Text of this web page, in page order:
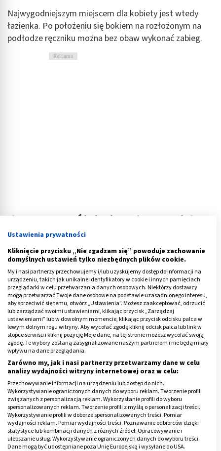
Najwygodniejszym miejscem dla kobiety jest wtedy
łazienka. Po położeniu się bokiem na rozłożonym na
podłodze ręczniku można bez obaw wykonać zabieg.
Reklama
Ile trwa wypróżnianie po lewatywie?
Sama lewatywa trwa od 12 do 15 minut
to długi zabieg. Po wlaniu płynu zazwyczaj należy
odczekać kilka minut, aż pojawi się uczucie parcia.
Samo wypróżnianie może trwaćnawet kilka godzin,
dlatego lewatywę przeprowadza się zazwyczaj
wieczorem dnia poprzedzającego poród bądź
jakikolwiek zabieg, do którego jest potrzebna.
Najczęściej jednak zabieg ten wcale nie jest potrzebny
kobietom w ciąży. Na dobę przed porodem u kobiet
zaczyna wytwarzać sięhormon(prostaglandyna),
który często wywołujebiegunkę.
Reklama
Ustawienia prywatności
Kliknięcie przycisku „Nie zgadzam się” powoduje zachowanie
domyślnych ustawień tylko niezbędnych plików cookie.
My i nasi partnerzy przechowujemy i/lub uzyskujemy dostęp do informacji na
urządzeniu, takich jak unikalne identyfikatory w cookie i innych pamięciach
przeglądarki w celu przetwarzania danych osobowych. Niektórzy dostawcy
mogą przetwarzać Twoje dane osobowe na podstawie uzasadnionego interesu,
aby sprzeciwić się temu, otwórz „Ustawienia”. Możesz zaakceptować, odrzucić
lub zarządzać swoimi ustawieniami, klikając przycisk „Zarządzaj
ustawieniami” lub w dowolnym momencie, klikając przycisk odcisku palca w
lewym dolnym rogu witryny. Aby wycofać zgodę kliknij odcisk palca lub link w
stopce serwisu i kliknij pozycję Moje dane, na tej stronie możesz wycofać swoją
zgodę. Te wybory zostaną zasygnalizowane naszym partnerom i nie będą miały
wpływu na dane przeglądania.
Zarówno my, jak i nasi partnerzy przetwarzamy dane w celu
analizy wydajności witryny internetowej oraz w celu:
Przechowywanie informacji na urządzeniu lub dostęp do nich.
Wykorzystywanie ograniczonych danych do wyboru reklam. Tworzenie profili
związanych z personalizacją reklam. Wykorzystanie profili do wyboru
spersonalizowanych reklam. Tworzenie profili z myślą o personalizacji treści.
Wykorzystywanie profili w doborze spersonalizowanych treści. Pomiar
wydajności reklam. Pomiar wydajności treści. Poznawanie odbiorców dzięki
statystyce lub kombinacji danych z różnych źródeł. Opracowywanie i
ulepszanie usług. Wykorzystywanie ograniczonych danych do wyboru treści.
Dane mogą być udostępniane poza Unię Europejską i wysyłane do USA.